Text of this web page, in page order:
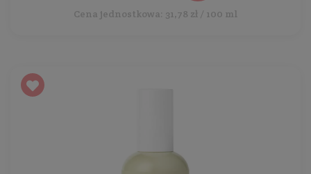
Cena jednostkowa: 31,78 zł / 100 ml